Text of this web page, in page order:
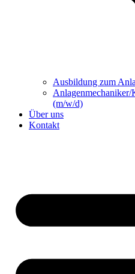
Ausbildung zum
(m/w/d)
Über uns
Kontakt